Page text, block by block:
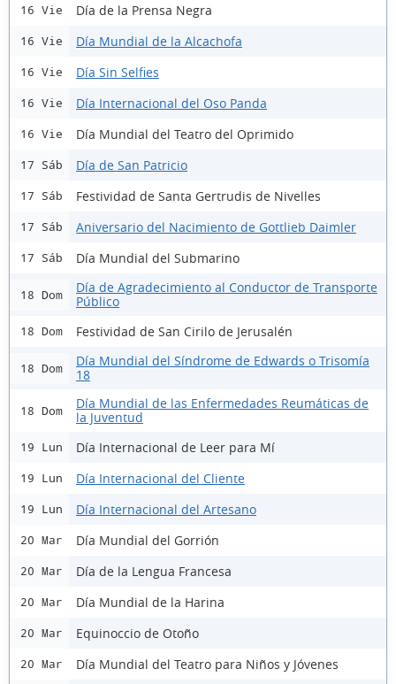
16 Vie Día de la Prensa Negra
16 Vie Día Mundial de la Alcachofa
16 Vie Día Sin Selfies
16 Vie Día Internacional del Oso Panda
16 Vie Día Mundial del Teatro del Oprimido
17 Sáb Día de San Patricio
17 Sáb Festividad de Santa Gertrudis de Nivelles
17 Sáb Aniversario del Nacimiento de Gottlieb Daimler
17 Sáb Día Mundial del Submarino
18 Dom
Día de Agradecimiento al Conductor de Transporte
Público
18 Dom Festividad de San Cirilo de Jerusalén
18 Dom
Día Mundial del Síndrome de Edwards o Trisomía
18
18 Dom
Día Mundial de las Enfermedades Reumáticas de
la Juventud
19 Lun Día Internacional de Leer para Mí
19 Lun Día Internacional del Cliente
19 Lun Día Internacional del Artesano
20 Mar Día Mundial del Gorrión
20 Mar Día de la Lengua Francesa
20 Mar Día Mundial de la Harina
20 Mar Equinoccio de Otoño
20 Mar Día Mundial del Teatro para Niños y Jóvenes